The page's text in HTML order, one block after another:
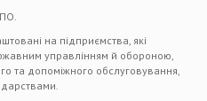
на підприємства, які
управлінням й обороною,
та допоміжного обслуговування,